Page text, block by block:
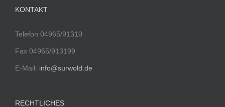
KONTAKT
Telefon 04965/91310
Fax 04965/913199
E-Mail: info@surwold.de
RECHTLICHES